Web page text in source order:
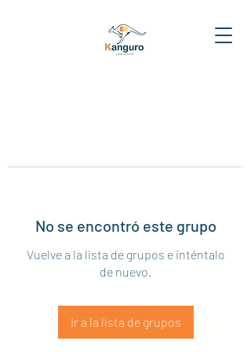
No se encontró este grupo
Vuelve a la lista de grupos e inténtalo
de nuevo.
Ir a la lista de grupos